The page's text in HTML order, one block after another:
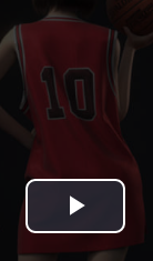
Play